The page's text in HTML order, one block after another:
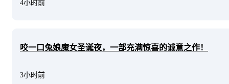
4小时前
咬一口兔娘魔女圣诞夜，一部充满惊喜的诚意之作！
3小时前